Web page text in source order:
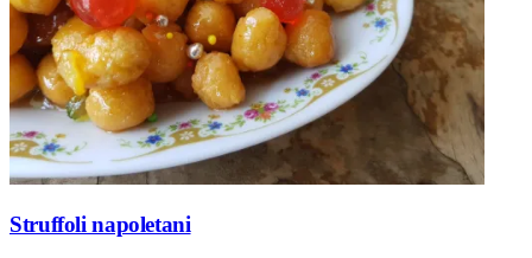
Struffoli napoletani